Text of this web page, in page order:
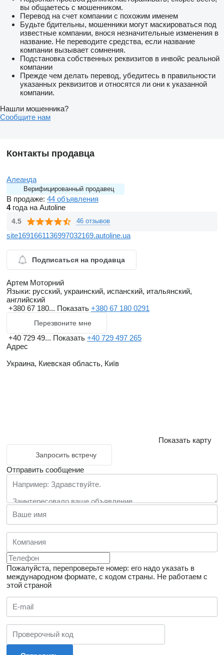
вы общаетесь с мошенником.
Перевод на счет компании с похожим именем
Будьте бдительны, мошенники могут маскироваться под
известные компании, внося незначительные изменения в
название. Не переводите средства, если название
компании вызывает сомнения.
Подстановка собственных реквизитов в инвойс реальной
компании
Прежде чем делать перевод, убедитесь в правильности
указанных реквизитов и относятся ли они к указанной
компании.
Нашли мошенника?
Сообщите нам
Контакты продавца
Алеанда
Верифицированный продавец
В продаже: 44 объявления
4года на Autoline
4.5 46 отзывов
site1691661136997032169.autoline.ua
Подписаться на продавца
Артем Моторний
Языки: русский, украинский, испанский, итальянский,
английский
+380 67 180... Показать +380 67 180 0291
Перезвоните мне
+40 729 49... Показать +40 729 497 265
Адрес
Украина, Киевская область, Київ
Показать карту
Запросить встречу
Отправить сообщение
Пожалуйста, перепроверьте номер: его надо указать в
международном формате, с кодом страны. Не работаем с
этой страной